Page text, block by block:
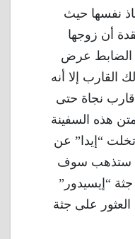
نفسها حيث
أن زوجها
الضابط عرض
القارب إلا أنه
نجاة حتى
هذه السفينة
“إيدا” عن
ستذهب سوف
“إيسيدور”
على جثة